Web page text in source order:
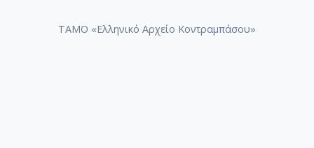
ΤΑΜΟ «Ελληνικό Αρχείο Κοντραμπάσου»